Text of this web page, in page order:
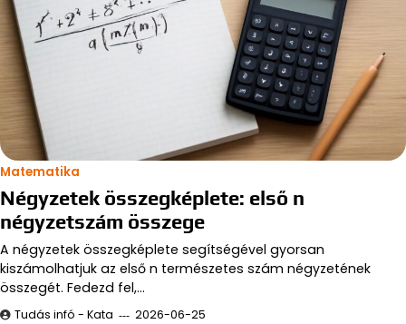
Matematika
Négyzetek összegképlete: első n
négyzetszám összege
A négyzetek összegképlete segítségével gyorsan
kiszámolhatjuk az első n természetes szám négyzetének
összegét. Fedezd fel,…
Tudás infó - Kata 2026-06-25